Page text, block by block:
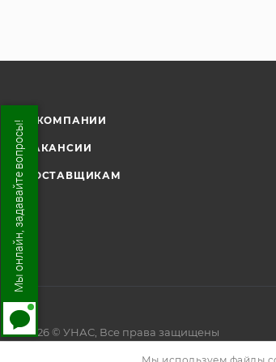
О КОМПАНИИ
ВАКАНСИИ
ПОСТАВЩИКАМ
2026 © УНАС, Все права защищены
Мы онлайн, задавайте вопросы!